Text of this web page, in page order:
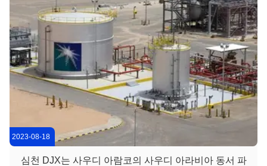
2023-08-18
심천 DJX는 사우디 아람코의 사우디 아라비아 동서 파